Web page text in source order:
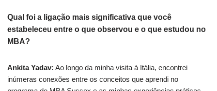
Qual foi a ligação mais significativa que você
estabeleceu entre o que observou e o que estudou no
MBA?
Ankita Yadav: Ao longo da minha visita à Itália, encontrei
inúmeras conexões entre os conceitos que aprendi no